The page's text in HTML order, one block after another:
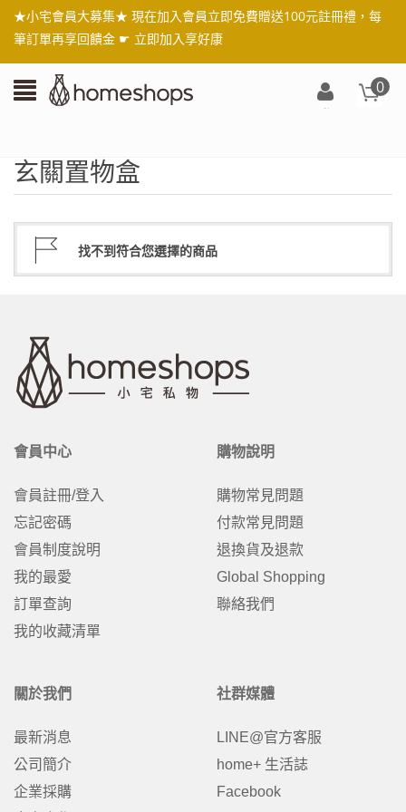
★小宅會員大募集★ 現在加入會員立即免費贈送100元註冊禮，每
筆訂單再享回饋金 ☛ 立即加入享好康
0
玄關置物盒
找不到符合您選擇的商品
會員中心
會員註冊/登入
忘記密碼
會員制度說明
我的最愛
訂單查詢
我的收藏清單
購物說明
購物常見問題
付款常見問題
退換貨及退款
Global Shopping
聯絡我們
關於我們
最新消息
公司簡介
企業採購
社群媒體
LINE@官方客服
home+ 生活誌
Facebook